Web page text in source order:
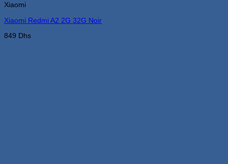
variations.
options
être
Xiaomi
Xiaomi Redmi A2 2G 32G Noir
849 Dhs